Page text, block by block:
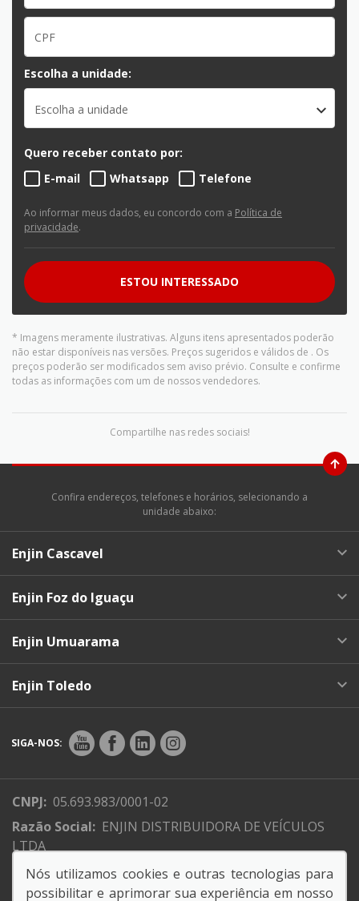
Escolha a unidade:
Escolha a unidade
Quero receber contato por:
E-mail
Whatsapp Telefone
Ao informar meus dados, eu concordo com a Política de
privacidade.
ESTOU INTERESSADO
* Imagens meramente ilustrativas. Alguns itens apresentados poderão
não estar disponíveis nas versões. Preços sugeridos e válidos de . Os
preços poderão ser modificados sem aviso prévio. Consulte e confirme
todas as informações com um de nossos vendedores.
Compartilhe nas redes sociais!
Confira endereços, telefones e horários, selecionando a
unidade abaixo:
Enjin Cascavel
Enjin Foz do Iguaçu
Enjin Umuarama
Enjin Toledo
SIGA-NOS:
CNPJ: 05.693.983/0001-02
Razão Social: ENJIN DISTRIBUIDORA DE VEÍCULOS
LTDA
Endereço Matriz: Av. Brasil, 700 - Pacaembu -
Cascavel-PR
Nós utilizamos cookies e outras tecnologias para
possibilitar e aprimorar sua experiência em nosso